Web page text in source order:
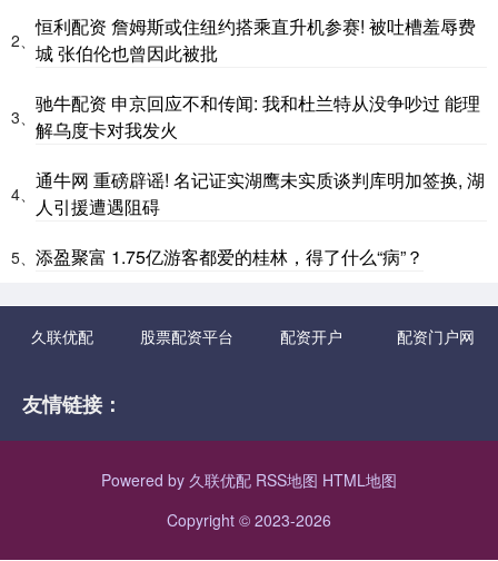
2、
恒利配资 詹姆斯或住纽约搭乘直升机参赛! 被吐槽羞辱费
城 张伯伦也曾因此被批
3、
驰牛配资 申京回应不和传闻: 我和杜兰特从没争吵过 能理
解乌度卡对我发火
4、
通牛网 重磅辟谣! 名记证实湖鹰未实质谈判库明加签换, 湖
人引援遭遇阻碍
5、 添盈聚富 1.75亿游客都爱的桂林，得了什么“病”？
久联优配 股票配资平台 配资开户 配资门户网
友情链接：
Powered by 久联优配 RSS地图 HTML地图
Copyright © 2023-2026